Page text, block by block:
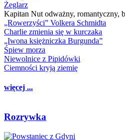
Żeglarz
Kapitan Nut odważny, romantyczny,
„Rowerzyści” Volkera Schmidta
Charlie zmienia się w kurczaka
„Iwona księżniczka Burgunda”
Śpiew morza
Niewolnice z Pipidówki
Ciemności kryją ziemię
więcej ...
Rozrywka